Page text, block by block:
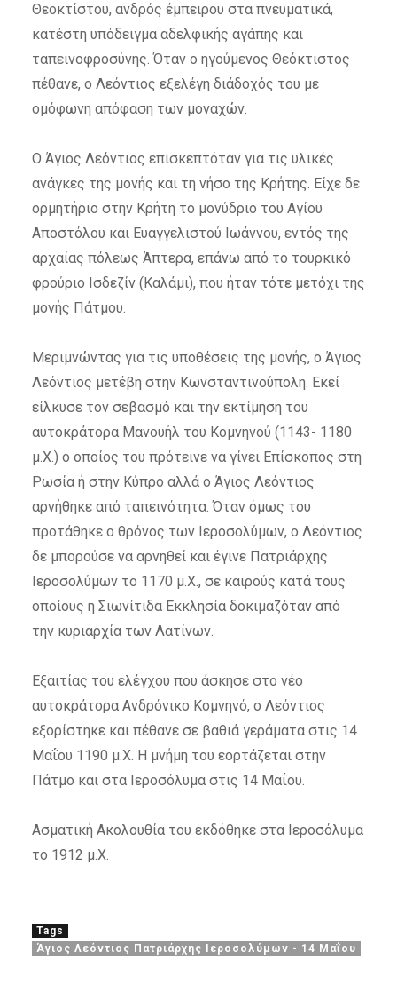
Θεοκτίστου, ανδρός έμπειρου στα πνευματικά,
κατέστη υπόδειγμα αδελφικής αγάπης και
ταπεινοφροσύνης. Όταν ο ηγούμενος Θεόκτιστος
πέθανε, ο Λεόντιος εξελέγη διάδοχός του με
ομόφωνη απόφαση των μοναχών.
Ο Άγιος Λεόντιος επισκεπτόταν για τις υλικές
ανάγκες της μονής και τη νήσο της Κρήτης. Είχε δε
ορμητήριο στην Κρήτη το μονύδριο του Αγίου
Αποστόλου και Ευαγγελιστού Ιωάννου, εντός της
αρχαίας πόλεως Άπτερα, επάνω από το τουρκικό
φρούριο Ισδεζίν (Καλάμι), που ήταν τότε μετόχι της
μονής Πάτμου.
Μεριμνώντας για τις υποθέσεις της μονής, ο Άγιος
Λεόντιος μετέβη στην Κωνσταντινούπολη. Εκεί
είλκυσε τον σεβασμό και την εκτίμηση του
αυτοκράτορα Μανουήλ του Κομνηνού (1143- 1180
μ.Χ.) ο οποίος του πρότεινε να γίνει Επίσκοπος στη
Ρωσία ή στην Κύπρο αλλά ο Άγιος Λεόντιος
αρνήθηκε από ταπεινότητα. Όταν όμως του
προτάθηκε ο θρόνος των Ιεροσολύμων, ο Λεόντιος
δε μπορούσε να αρνηθεί και έγινε Πατριάρχης
Ιεροσολύμων το 1170 μ.Χ., σε καιρούς κατά τους
οποίους η Σιωνίτιδα Εκκλησία δοκιμαζόταν από
την κυριαρχία των Λατίνων.
Εξαιτίας του ελέγχου που άσκησε στο νέο
αυτοκράτορα Ανδρόνικο Κομνηνό, ο Λεόντιος
εξορίστηκε και πέθανε σε βαθιά γεράματα στις 14
Μαΐου 1190 μ.Χ. Η μνήμη του εορτάζεται στην
Πάτμο και στα Ιεροσόλυμα στις 14 Μαΐου.
Ασματική Ακολουθία του εκδόθηκε στα Ιεροσόλυμα
το 1912 μ.Χ.
Tags
Άγιος Λεόντιος Πατριάρχης Ιεροσολύμων - 14 Μαΐου